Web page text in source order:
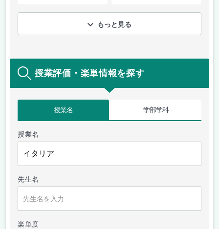
もっと見る
授業評価・楽単情報を探す
授業名 学部学科
授業名
先生名
楽単度